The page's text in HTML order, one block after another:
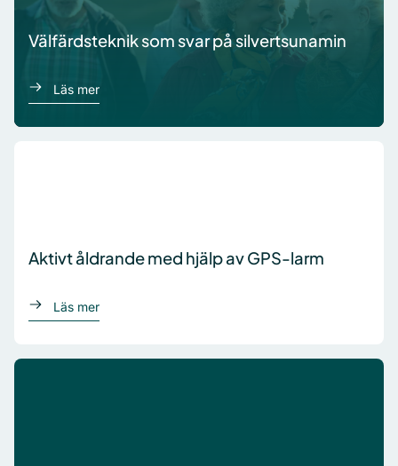
Välfärdsteknik som svar på silvertsunamin
Läs merom Välfärdsteknik som svar på silvertsunamin
Aktivt åldrande med hjälp av GPS-larm
Läs merom Aktivt åldrande med hjälp av GPS-larm